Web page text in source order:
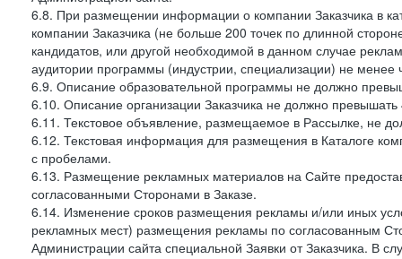
6.8. При размещении информации о компании Заказчика в
компании Заказчика (не больше 200 точек по длинной
кандидатов, или другой необходимой в данном случае
аудитории программы (индустрии, специализации) не
6.9. Описание образовательной программы не должно
6.10. Описание организации Заказчика не должно
6.11. Текстовое объявление, размещаемое в Рассылке, не
6.12. Текстовая информация для размещения в Каталоге
с пробелами.
6.13. Размещение рекламных материалов на Сайте
согласованными Сторонами в Заказе.
6.14. Изменение сроков размещения рекламы и/или иных
рекламных мест) размещения рекламы по согласованным
Администрации сайта специальной Заявки от Заказчика. В